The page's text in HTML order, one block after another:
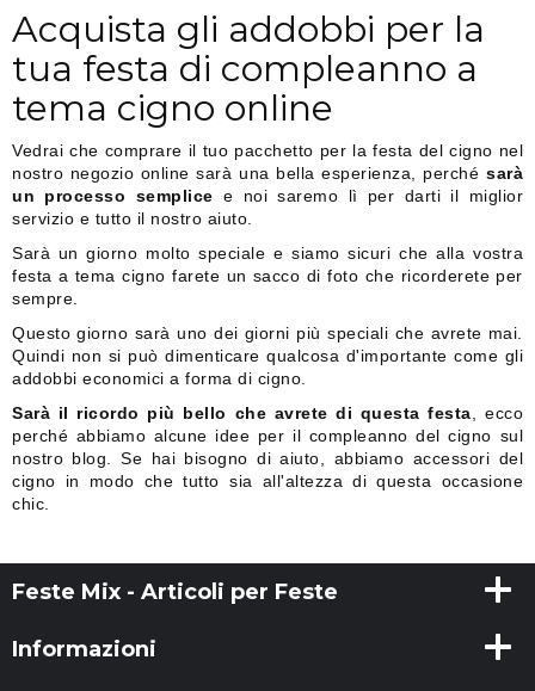
Acquista gli addobbi per la
tua festa di compleanno a
tema cigno online
Vedrai che comprare il tuo pacchetto per la festa del cigno nel
nostro negozio online sarà una bella esperienza, perché sarà
un processo semplice e noi saremo lì per darti il miglior
servizio e tutto il nostro aiuto.
Sarà un giorno molto speciale e siamo sicuri che alla vostra
festa a tema cigno farete un sacco di foto che ricorderete per
sempre.
Questo giorno sarà uno dei giorni più speciali che avrete mai.
Quindi non si può dimenticare qualcosa d'importante come gli
addobbi economici a forma di cigno.
Sarà il ricordo più bello che avrete di questa festa, ecco
perché abbiamo alcune idee per il compleanno del cigno sul
nostro blog. Se hai bisogno di aiuto, abbiamo accessori del
cigno in modo che tutto sia all'altezza di questa occasione
chic.
Feste Mix - Articoli per Feste
Informazioni